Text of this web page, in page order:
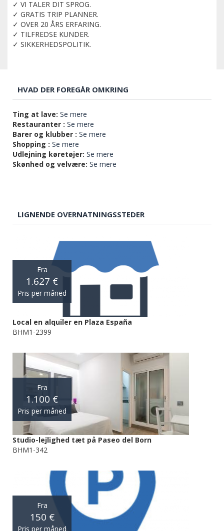
✓ VI TALER DIT SPROG.
✓ GRATIS TRIP PLANNER.
✓ OVER 20 ÅRS ERFARING.
✓ TILFREDSE KUNDER.
✓ SIKKERHEDSPOLITIK.
HVAD DER FOREGÅR OMKRING
Ting at lave: Se mere
Restauranter : Se mere
Barer og klubber : Se mere
Shopping : Se mere
Udlejning køretøjer: Se mere
Skønhed og velvære: Se mere
LIGNENDE OVERNATNINGSSTEDER
Fra
1.627 €
Pris per måned
Local en alquiler en Plaza España
BHM1-2399
Fra
1.100 €
Pris per måned
Studio-lejlighed tæt på Paseo del Born
BHM1-342
Fra
150 €
Pris per måned